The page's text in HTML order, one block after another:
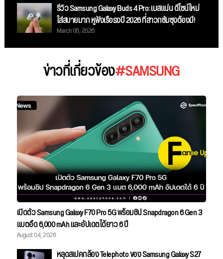
รีวิว Samsung Galaxy Buds 4 Pro: เบสแน่น ดีไซน์ใหม่
ใส่สบายมาก หูฟังเรือธงปี 2026 ที่สาวกซัมซุงต้องมี!
March 05, 2026
ข่าวที่เกี่ยวข้อง#SAMSUNG
เปิดตัว Samsung Galaxy F70 Pro 5G พร้อมชิป Snapdragon 6 Gen 3
แบตอึด 6,000 mAh และอัปเดตได้ยาว 6 ปี
August 04, 2026
หลุดสเปคกล้อง Telephoto ของ Samsung Galaxy S27